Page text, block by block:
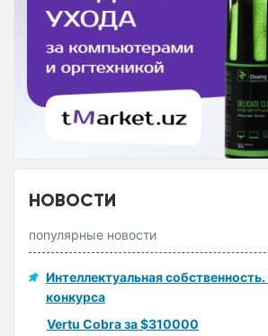
НОВОСТИ
популярные новости
Интеллектуальная
конкурса
Vertu Cobra за $310000